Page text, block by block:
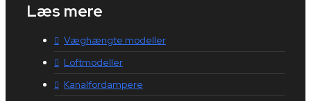
Læs mere
Væghængte modeller
Loftmodeller
Kanalfordampere